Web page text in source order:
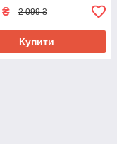
₴ 2 099 ₴
Купити